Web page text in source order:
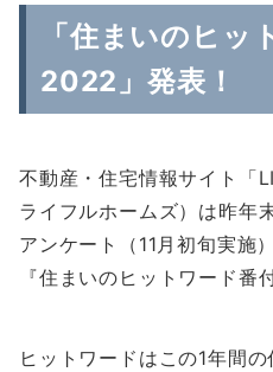
「住まいのヒッ
2022」発表！
不動産・住宅情報サイト「
ライフルホームズ）は昨年
アンケート（11月初旬実施
『住まいのヒットワード番
ヒットワードはこの1年間